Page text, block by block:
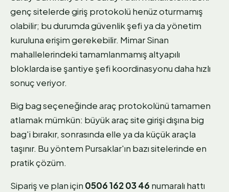
genç sitelerde giriş protokolü henüz oturmamış
olabilir; bu durumda güvenlik şefi ya da yönetim
kuruluna erişim gerekebilir. Mimar Sinan
mahallelerindeki tamamlanmamış altyapılı
bloklarda ise şantiye şefi koordinasyonu daha hızlı
sonuç veriyor.
Big bag seçeneğinde araç protokolünü tamamen
atlamak mümkün: büyük araç site girişi dışına big
bag'i bırakır, sonrasında elle ya da küçük araçla
taşınır. Bu yöntem Pursaklar'ın bazı sitelerinde en
pratik çözüm.
Sipariş ve plan için 0506 162 03 46 numaralı hattı